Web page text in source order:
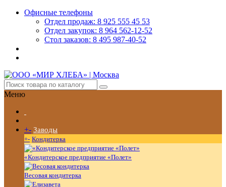
Офисные телефоны
Отдел продаж: 8 925 555 45 53
Отдел закупок: 8 964 562-12-52
Стол заказов: 8 495 987-40-52
Меню
+- Заводы
+- Кондитерка
«Кондитерское предприятие «Полет»
Весовая кондитерка